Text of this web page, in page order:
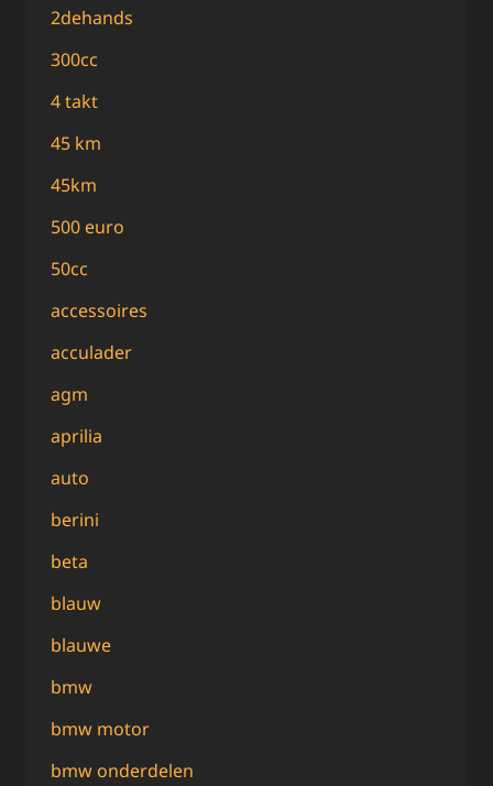
2dehands
300cc
4 takt
45 km
45km
500 euro
50cc
accessoires
acculader
agm
aprilia
auto
berini
beta
blauw
blauwe
bmw
bmw motor
bmw onderdelen